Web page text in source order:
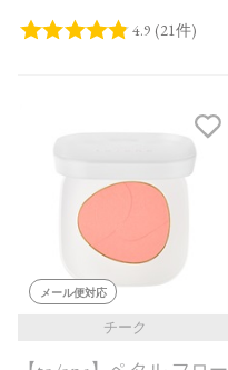
メール便対応
チーク